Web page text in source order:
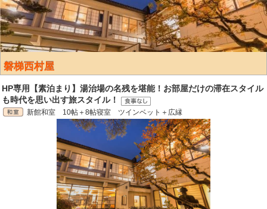
磐梯西村屋
HP専用【素泊まり】湯治場の名残を堪能！お部屋だけの滞在スタイル
も時代を思い出す旅スタイル！
新館和室 10帖＋8帖寝室 ツインベット＋広縁